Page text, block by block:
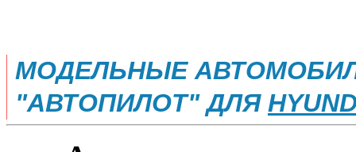
МОДЕЛЬНЫЕ
"АВТОПИЛОТ" ДЛЯ